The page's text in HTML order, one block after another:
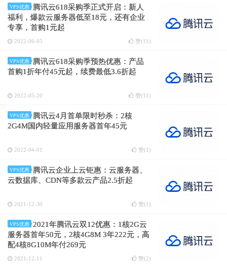
VPS优惠
腾讯云618采购季正式开启：新人
福利，爆款云服务器低至18元，还有企业
专享，首购1元起
2022-06-05 赞(11 )
VPS优惠
腾讯云618采购季预热优惠：产品
首购1折年付45元起，续费最低3.6折起
2022-05-20 赞(11 )
VPS优惠
腾讯云4月首单限时秒杀：2核
2G4M国内轻量应用服务器首年45元
2022-04-01 赞(1 )
VPS优惠
腾讯云企业上云钜惠：云服务器、
云数据库、CDN等多款云产品2.5折起
2021-12-30 赞(1 )
VPS优惠
2021年腾讯云双12优惠：1核2G云
服务器首年50元，2核4G8M 3年222元，高
配4核8G10M年付269元
2021-12-11 赞(2)